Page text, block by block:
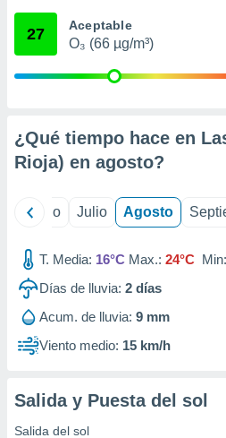
mediante
publicidad
1199
27 Aceptable
O₃ (66 µg/m³)
¿Qué tiempo hace en
Rioja) en agosto?
Junio Julio Agosto
T. Media: 16°C Max.: 24°C Min:
Días de lluvia: 2 días
Acum. de lluvia: 9 mm
Viento medio: 15 km/h
Salida y Puesta del sol
Salida del sol